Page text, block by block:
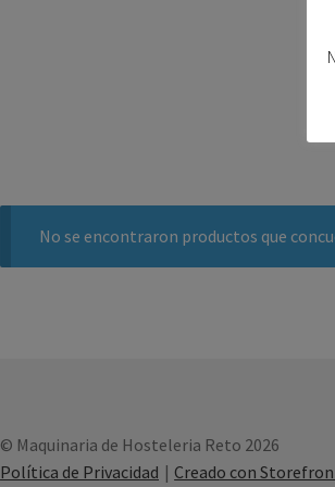
No se encontraron productos que
© Maquinaria de Hosteleria Reto 2026
Política de Privacidad
Creado con